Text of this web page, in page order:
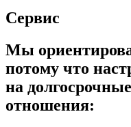
Сервис
Мы
потому что
на
отношения: